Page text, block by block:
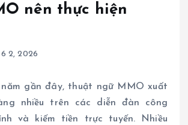
nên thực hiện
2, 2026
năm gần đây, thuật ngữ MMO xuất
nhiều trên các diễn đàn công
và kiếm tiền trực tuyến. Nhiều